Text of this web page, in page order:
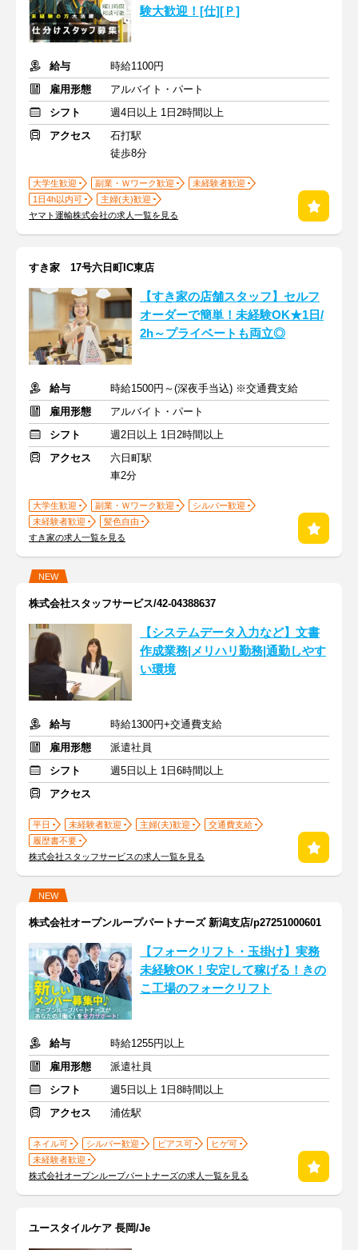
験大歓迎！[仕][Ｐ]
給与
時給1100円
雇用形態
アルバイト・パート
シフト
週4日以上 1日2時間以上
アクセス
石打駅
徒歩8分
大学生歓迎 副業・Ｗワーク歓迎
未経験者歓迎
1日4h以内可
主婦(夫)歓迎
ヤマト運輸株式会社の求人一覧を見る
すき家 17号六日町IC東店
【すき家の店舗スタッフ】セルフ
オーダーで簡単！未経験OK★1日/
2h～プライベートも両立◎
給与
時給1500円～(深夜手当込) ※交通費支給
雇用形態
アルバイト・パート
シフト
週2日以上 1日2時間以上
アクセス
六日町駅
車2分
大学生歓迎 副業・Ｗワーク歓迎
シルバー歓迎
未経験者歓迎
髪色自由
すき家の求人一覧を見る
NEW
株式会社スタッフサービス/42-04388637
【システムデータ入力など】文書
作成業務|メリハリ勤務|通勤しやす
い環境
給与
時給1300円+交通費支給
雇用形態
派遣社員
シフト
週5日以上 1日6時間以上
アクセス
平日 未経験者歓迎 主婦(夫)歓迎
交通費支給
履歴書不要
株式会社スタッフサービスの求人一覧を見る
NEW
株式会社オープンループパートナーズ 新潟支店/p27251000601
【フォークリフト・玉掛け】実務
未経験OK！安定して稼げる！きの
こ工場のフォークリフト
給与
時給1255円以上
雇用形態
派遣社員
シフト
週5日以上 1日8時間以上
アクセス
浦佐駅
ネイル可 シルバー歓迎 ピアス可
ヒゲ可
未経験者歓迎
株式会社オープンループパートナーズの求人一覧を見る
ユースタイルケア 長岡/Je